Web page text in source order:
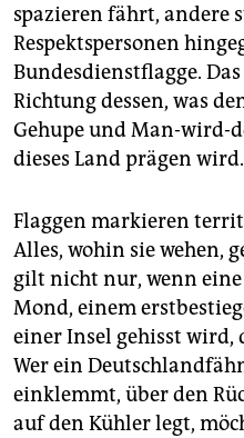
spazieren fährt, andere
Respektspersonen
Bundesdienstflagge.
Richtung dessen, was
Gehupe und Man-wird-
dieses Land prägen wird.
Flaggen markieren
Alles, wohin sie wehen,
gilt nicht nur, wenn eine
Mond, einem
einer Insel gehisst wird,
Wer ein
einklemmt, über den
auf den Kühler legt,